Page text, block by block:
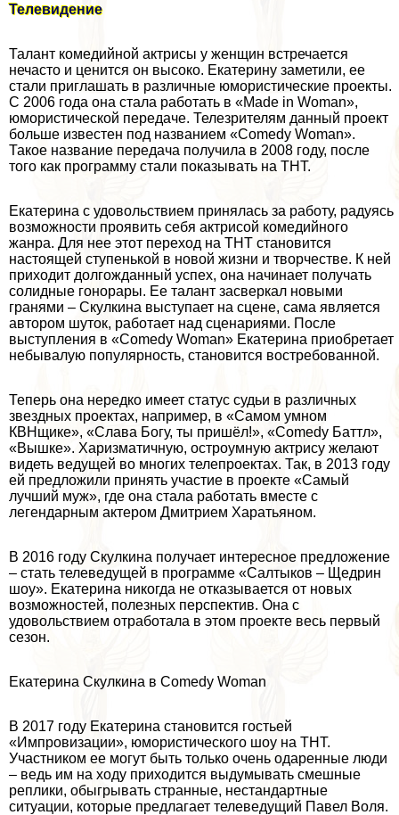
Телевидение
Талант комедийной актрисы у женщин встречается
нечасто и ценится он высоко. Екатерину заметили, ее
стали приглашать в различные юмористические проекты.
С 2006 года она стала работать в «Made in Woman»,
юмористической передаче. Телезрителям данный проект
больше известен под названием «Comedy Woman».
Такое название передача получила в 2008 году, после
того как программу стали показывать на ТНТ.
Екатерина с удовольствием принялась за работу, радуясь
возможности проявить себя актрисой комедийного
жанра. Для нее этот переход на ТНТ становится
настоящей ступенькой в новой жизни и творчестве. К ней
приходит долгожданный успех, она начинает получать
солидные гонорары. Ее талант засверкал новыми
гранями – Скулкина выступает на сцене, сама является
автором шуток, работает над сценариями. После
выступления в «Comedy Woman» Екатерина приобретает
небывалую популярность, становится востребованной.
Теперь она нередко имеет статус судьи в различных
звездных проектах, например, в «Самом умном
КВНщике», «Слава Богу, ты пришёл!», «Comedy Баттл»,
«Вышке». Харизматичную, остроумную актрису желают
видеть ведущей во многих телепроектах. Так, в 2013 году
ей предложили принять участие в проекте «Самый
лучший муж», где она стала работать вместе с
легендарным актером Дмитрием Харатьяном.
В 2016 году Скулкина получает интересное предложение
– стать телеведущей в программе «Салтыков – Щедрин
шоу». Екатерина никогда не отказывается от новых
возможностей, полезных перспектив. Она с
удовольствием отработала в этом проекте весь первый
сезон.
Екатерина Скулкина в Comedy Woman
В 2017 году Екатерина становится гостьей
«Импровизации», юмористического шоу на ТНТ.
Участником ее могут быть только очень одаренные люди
– ведь им на ходу приходится выдумывать смешные
реплики, обыгрывать странные, нестандартные
ситуации, которые предлагает телеведущий Павел Воля.